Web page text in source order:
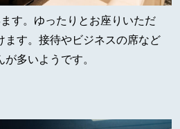
す。ゆったりとお座りいただ
ます。接待やビジネスの席など
多いようです。